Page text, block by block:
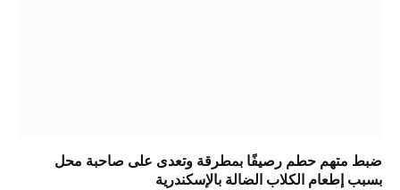
ضبط متهم حطم رصيفًا بمطرقة وتعدى على صاحبة محل
بسبب إطعام الكلاب الضالة بالإسكندرية